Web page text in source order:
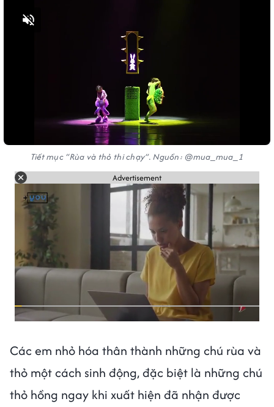
Tiết mục “Rùa và thỏ thi chạy”. Nguồn: @mua_ mua _1
Advertisement
Các em nhỏ hóa thân thành những chú rùa và
thỏ một cách sinh động, đặc biệt là những chú
thỏ hồng ngay khi xuất hiện đã nhận được